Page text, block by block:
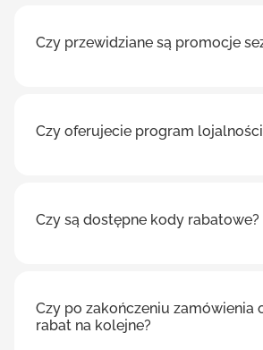
Czy przewidziane są promocje
Czy oferujecie program
Czy są dostępne kody rabatowe?
Czy po zakończeniu zamówienia
rabat na kolejne?